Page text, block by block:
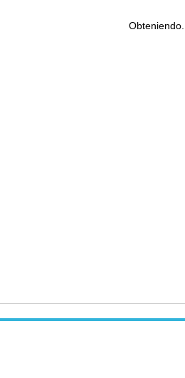
Obteniendo...